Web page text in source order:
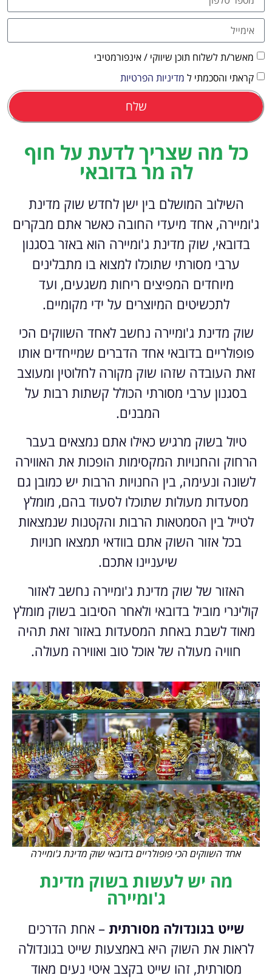
מאשר/ת לשלוח תוכן שיווקי / אינפורמטיבי
קראתי והסכמתי ל מדיניות הפרטיות
שלח
כל מה שצריך לדעת על חוף
לה מר בדובאי
השילוב המושלם בין ישן לחדש שוק מדינת
ג'ומיירה, אחד מיעדי החובה כאשר אתם מבקרים
בדובאי, שוק מדינת ג'ומיירה הוא באזר בסגנון
ערבי מסורתי שתוכלו למצוא בו מתבלינים
מיוחדים המפיצים ריחות משגעים, ועד
לתכשיטים המיוצרים על ידי מקומיים.
שוק מדינת ג'ומיירה נחשב לאחד השווקים הכי
פופולריים בדובאי אחד הדברים שמייחדים אותו
זאת העובדה שזהו שוק מקורה לחלוטין ומעוצב
בסגנון ערבי מסורתי הכולל קשתות רבות על
המבנים.
טיול בשוק מרגיש כאילו אתם נמצאים בעבר
הרחוק והחנויות המקסימות הופכות את האווירה
לשונה ונעימה, בין החנויות הרבות יש כמובן גם
מסעדות מעולות שתוכלו לסעוד בהם, מומלץ
לטייל בין הסמטאות הרבות והקטנות שנמצאות
בכל אזור השוק אתם בוודאי תמצאו חנויות
שיעניינו אתכם.
האזור של שוק מדינת ג'ומיירה נחשב לאזור
קולינרי מוביל בדובאי ולאחר הסיבוב בשוק מומלץ
מאוד לשבת באחת המסעדות באזור זאת תהיה
חוויה מעולה של אוכל טוב ואווירה מעולה.
אחד השווקים הכי פופולריים בדובאי שוק מדינת ג'ומיירה
מה יש לעשות בשוק מדינת
ג'ומיירה
שייט בגונדולה מסורתית – אחת הדרכים
לראות את השוק היא באמצעות שייט בגונדולה
מסורתית, זהו שייט בקצב איטי נעים מאוד